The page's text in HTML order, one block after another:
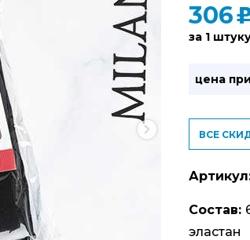
306
за 1
цена при
ВСЕ
Состав:
эластан